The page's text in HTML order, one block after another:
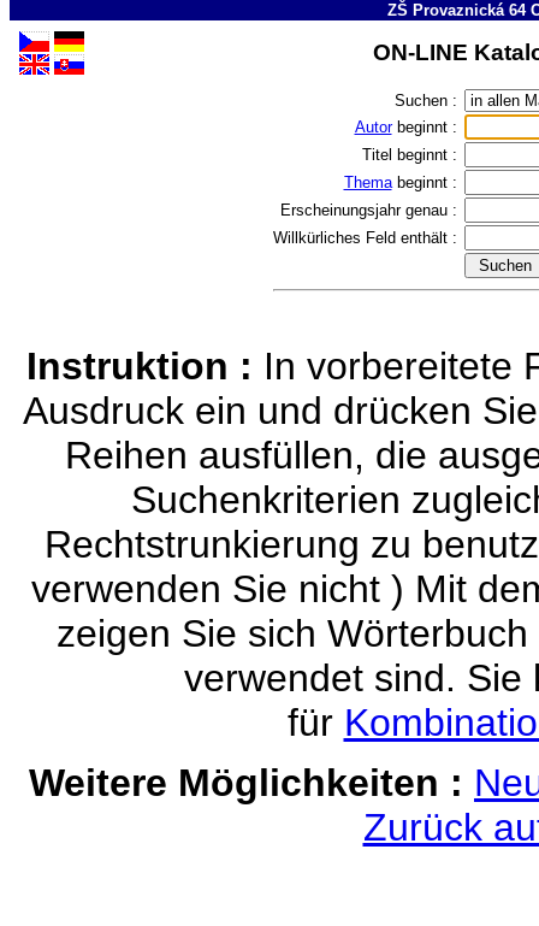
ZŠ Provaznická 64
ON-LINE
Suchen :
Autor beginnt :
Titel beginnt :
Thema beginnt :
Erscheinungsjahr genau :
Willkürliches Feld enthält :
Instruktion : In vorbereitete
Ausdruck ein und drücken
Reihen ausfüllen, die
Suchenkriterien
Rechtstrunkierung zu
verwenden Sie nicht ) Mit
zeigen Sie sich
verwendet sind. Sie
für
Weitere Möglichkeiten :
Zurück